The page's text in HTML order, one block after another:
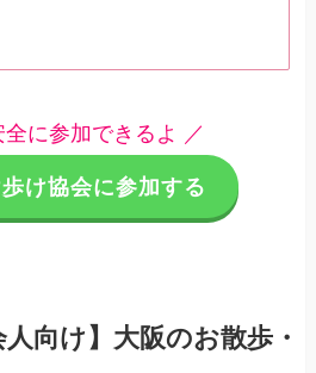
に参加できるよ ／
け協会に参加する
人向け】大阪のお散歩・